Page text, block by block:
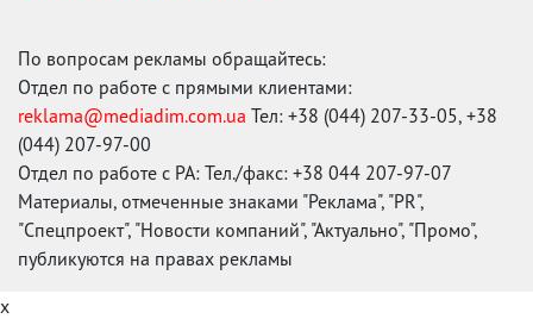
По вопросам рекламы обращайтесь:
Отдел по работе с прямыми клиентами:
reklama@mediadim.com.ua Тел: +38 (044) 207-33-05, +38
(044) 207-97-00
Отдел по работе с РА: Тел./факс: +38 044 207-97-07
Материалы, отмеченные знаками "Реклама", "PR",
"Спецпроект", "Новости компаний", "Актуально", "Промо",
публикуются на правах рекламы
x